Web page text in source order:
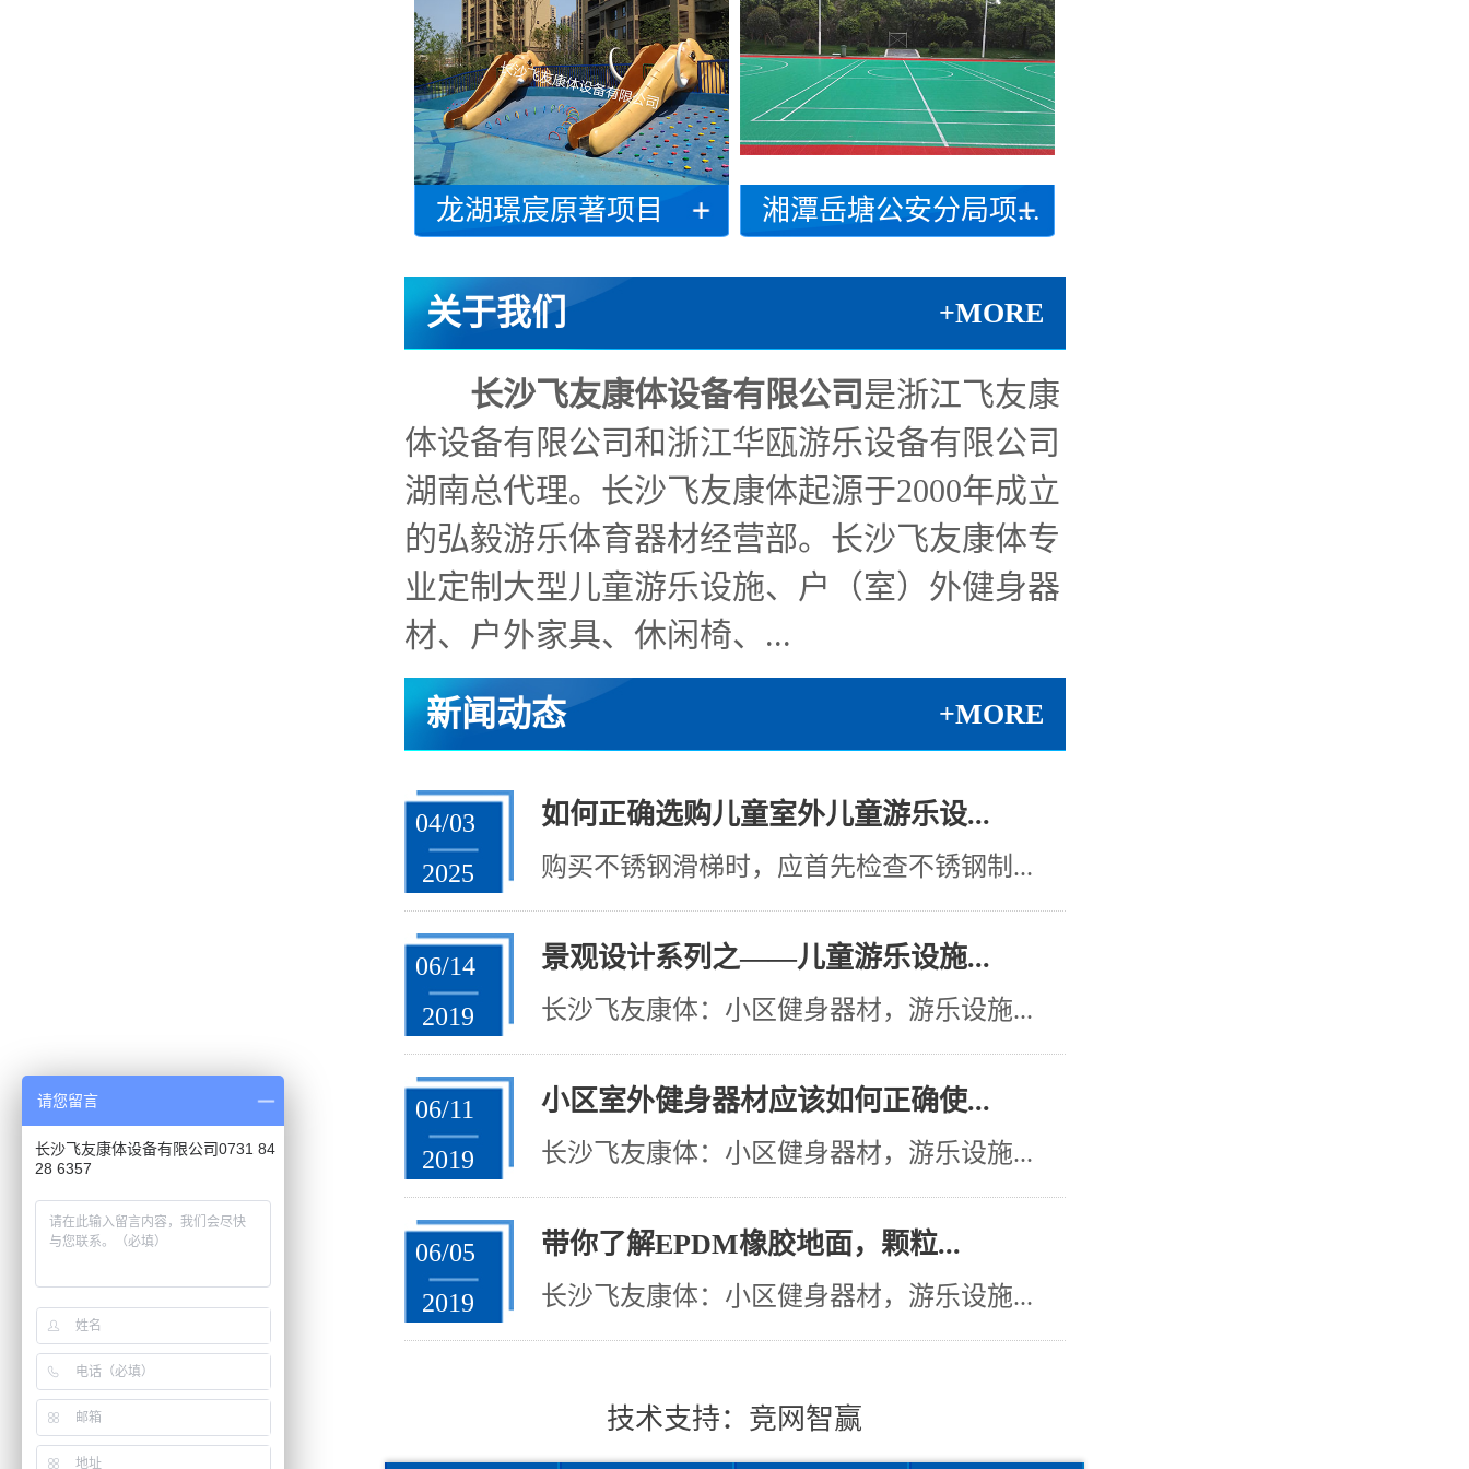
龙湖璟宸原著项目 湘潭岳塘公安分局项...
关于我们 +MORE
长沙飞友康体设备有限公司是浙江飞友康
体设备有限公司和浙江华瓯游乐设备有限公司
湖南总代理。长沙飞友康体起源于2000年成立
的弘毅游乐体育器材经营部。长沙飞友康体专
业定制大型儿童游乐设施、户（室）外健身器
材、户外家具、休闲椅、...
新闻动态 +MORE
04/03
2025
如何正确选购儿童室外儿童游乐设...
购买不锈钢滑梯时，应首先检查不锈钢制...
06/14
2019
景观设计系列之——儿童游乐设施...
长沙飞友康体：小区健身器材，游乐设施...
06/11
2019
小区室外健身器材应该如何正确使...
长沙飞友康体：小区健身器材，游乐设施...
06/05
2019
带你了解EPDM橡胶地面，颗粒...
长沙飞友康体：小区健身器材，游乐设施...
技术支持： 竞网智赢
请您留言
长沙飞友康体设备有限公司0731 84
28 6357